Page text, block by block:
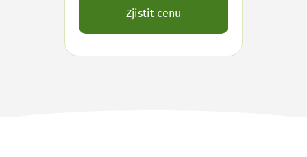
Zjistit cenu